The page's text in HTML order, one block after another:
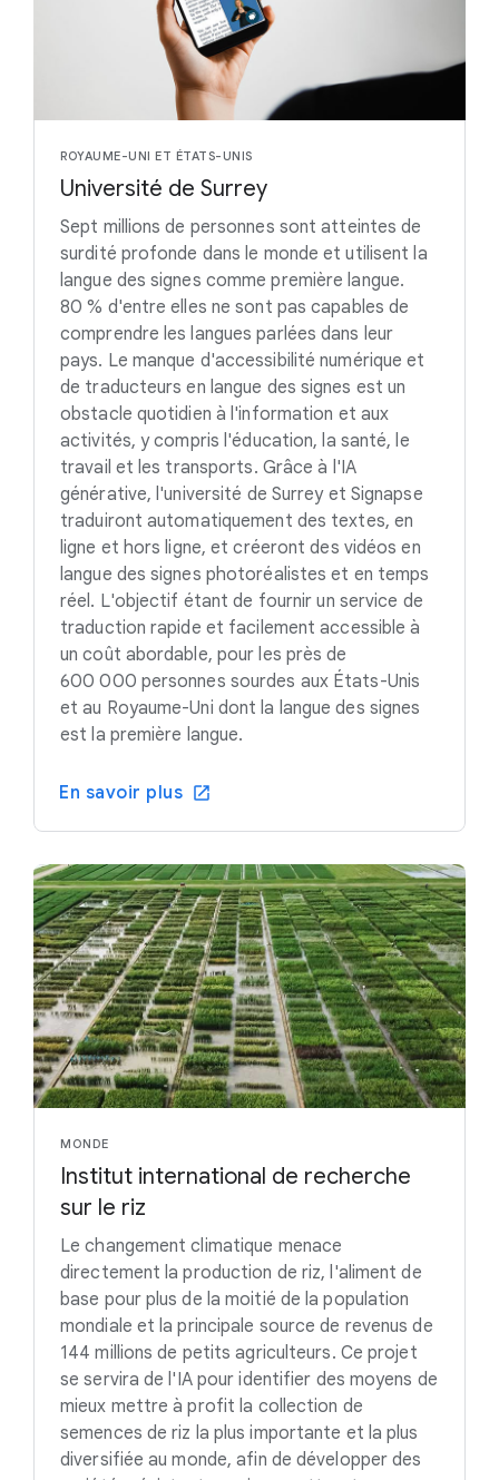
ROYAUME-UNI ET ÉTATS-UNIS
Université de Surrey
Sept millions de personnes sont atteintes de
surdité profonde dans le monde et utilisent la
langue des signes comme première langue.
80 % d'entre elles ne sont pas capables de
comprendre les langues parlées dans leur
pays. Le manque d'accessibilité numérique et
de traducteurs en langue des signes est un
obstacle quotidien à l'information et aux
activités, y compris l'éducation, la santé, le
travail et les transports. Grâce à l'IA
générative, l'université de Surrey et Signapse
traduiront automatiquement des textes, en
ligne et hors ligne, et créeront des vidéos en
langue des signes photoréalistes et en temps
réel. L'objectif étant de fournir un service de
traduction rapide et facilement accessible à
un coût abordable, pour les près de
600 000 personnes sourdes aux États-Unis
et au Royaume-Uni dont la langue des signes
est la première langue.
En savoir plus
MONDE
Institut international de recherche
sur le riz
Le changement climatique menace
directement la production de riz, l'aliment de
base pour plus de la moitié de la population
mondiale et la principale source de revenus de
144 millions de petits agriculteurs. Ce projet
se servira de l'IA pour identifier des moyens de
mieux mettre à profit la collection de
semences de riz la plus importante et la plus
diversifiée au monde, afin de développer des